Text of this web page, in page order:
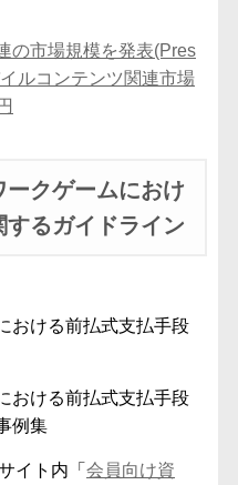
の市場規模を発表(Pres
ルコンテンツ関連市場
ークゲームにおけ
るガイドライン
おける前払式⽀払⼿段
おける前払式⽀払⼿段
例集
イト内「 会員向け資